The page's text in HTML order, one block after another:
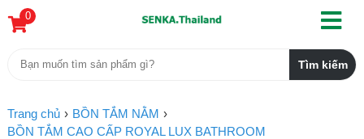
0
Trang chủ
BỒN TẮM NẰM
BỒN TẮM CAO CẤP ROYAL LUX BATHROOM